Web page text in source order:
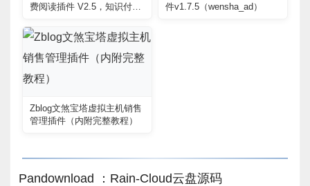
费阅读插件 V2.5，知识付费
件v1.7.5（wensha_ad）
Zblog文煞宝塔虚拟主机销售
管理插件（内附完整教程）
Pandownload ：Rain-Cloud云盘源码